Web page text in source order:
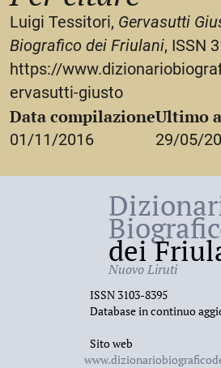
Mont Blanc du Tacul
Luigi Tessitori, Gervasutti
Biografico dei Friulani, ISSN
https://
ervasutti-giusto
Data compilazione
01/11/2016
Ultimo
29/05/
dei
Nuovo Liruti
ISSN 3103-8395
Database in continuo
Sito web